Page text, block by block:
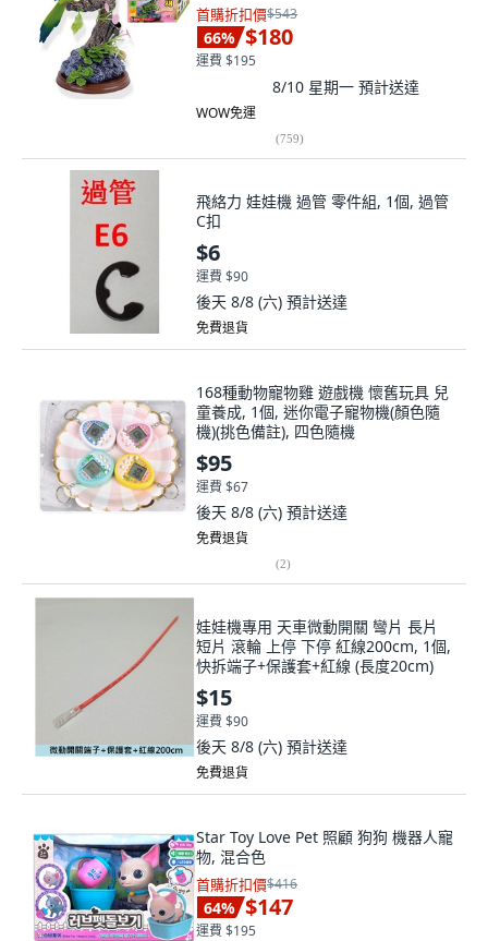
首購折扣價$543
66% $180
運費 $195
8/10 星期一 預計送達
WOW免運
(759)
飛絡力 娃娃機 過管 零件組, 1個, 過管
C扣
$6
運費 $90
後天 8/8 (六) 預計送達
免費退貨
168種動物寵物雞 遊戲機 懷舊玩具 兒
童養成, 1個, 迷你電子寵物機(顏色隨
機)(挑色備註), 四色隨機
$95
運費 $67
後天 8/8 (六) 預計送達
免費退貨
(2)
娃娃機專用 天車微動開關 彎片 長片
短片 滾輪 上停 下停 紅線200cm, 1個,
快拆端子+保護套+紅線 (長度20cm)
$15
運費 $90
後天 8/8 (六) 預計送達
免費退貨
Star Toy Love Pet 照顧 狗狗 機器人寵
物, 混合色
首購折扣價$416
64% $147
運費 $195